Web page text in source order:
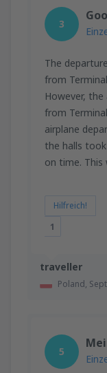
traveller
Poland,
3
The
from
However,
from
airplane
the halls
on time. This
Hilfreich!
1
5